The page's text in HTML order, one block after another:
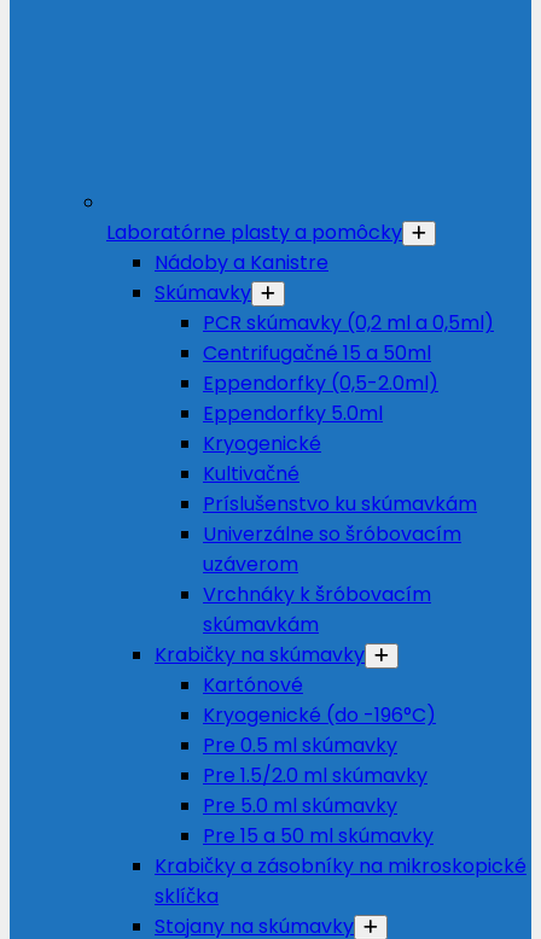
Laboratórne plasty a pomôcky
Nádoby a Kanistre
Skúmavky
PCR skúmavky (0,2 ml a 0,5ml)
Centrifugačné 15 a 50ml
Eppendorfky (0,5-2.0ml)
Eppendorfky 5.0ml
Kryogenické
Kultivačné
Príslušenstvo ku skúmavkám
Univerzálne so šróbovacím
uzáverom
Vrchnáky k šróbovacím
skúmavkám
Krabičky na skúmavky
Kartónové
Kryogenické (do -196°C)
Pre 0.5 ml skúmavky
Pre 1.5/2.0 ml skúmavky
Pre 5.0 ml skúmavky
Pre 15 a 50 ml skúmavky
Krabičky a zásobníky na mikroskopické
sklíčka
Stojany na skúmavky